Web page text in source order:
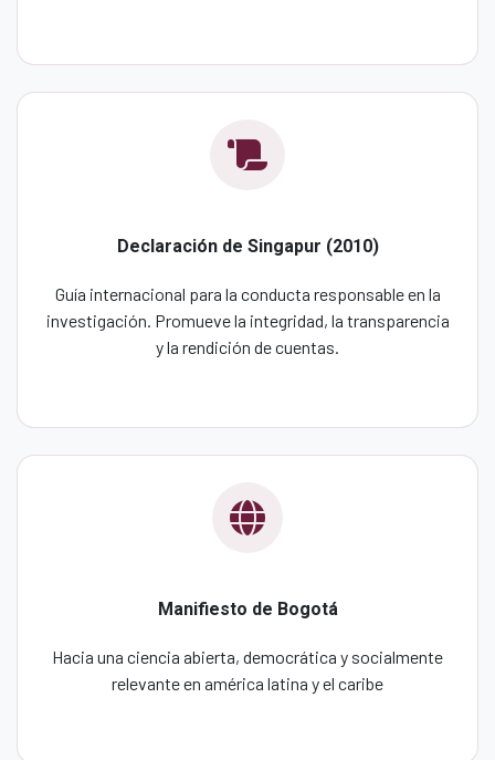
Declaración de Singapur (2010)
Guía internacional para la conducta responsable en la
investigación. Promueve la integridad, la transparencia
y la rendición de cuentas.
Manifiesto de Bogotá
Hacia una ciencia abierta, democrática y socialmente
relevante en américa latina y el caribe